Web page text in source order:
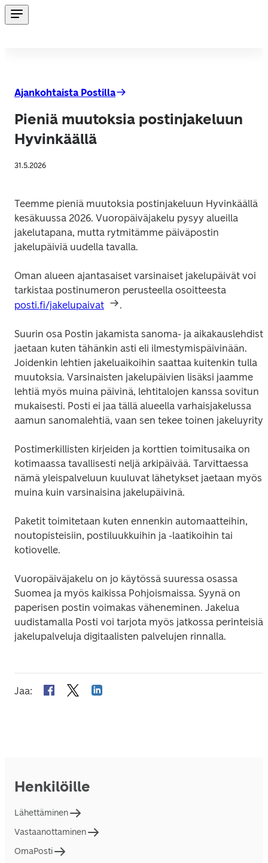
Ajankohtaista Postilla
Pieniä muutoksia postinjakeluun
Hyvinkäällä
31.5.2026
Teemme pieniä muutoksia postinjakeluun Hyvinkäällä
kesäkuussa 2026. Vuoropäiväjakelu pysyy alueilla
jakelutapana, mutta rytmitämme päiväpostin
jakelupäiviä uudella tavalla.
Oman alueen ajantasaiset varsinaiset jakelupäivät voi
posti.fi/jakelupaivat
.
Suurin osa Postin jakamista sanoma- ja aikakauslehdistä
jaetaan kuten tähänkin asti eli ilmestymispäivinään.
Joidenkin lehtien jakeluaikoihin saattaa kuitenkin tulla
muutoksia. Varsinaisten jakelupäivien lisäksi jaamme
lehtiä myös muina päivinä, lehtitalojen kanssa sovitun
mukaisesti. Posti ei jaa tällä alueella varhaisjakelussa
aamun sanomalehtiä, vaan sen tekee toinen
Postimerkillisten kirjeiden ja korttien toimitusaika on
kotimaassa tavallisesti neljä arkipäivää. Tarvittaessa
nämä yleispalveluun kuuluvat lähetykset jaetaan myös
muina kuin varsinaisina jakelupäivinä.
Paketit toimitetaan kuten ennenkin automaatteihin,
noutopisteisiin, postiluukkuihin ja -laatikoihin tai
kotiovelle.
Vuoropäiväjakelu on jo käytössä suuressa osassa
Suomea ja myös kaikissa Pohjoismaissa. Syynä on
paperisen postin voimakas väheneminen. Jakelua
uudistamalla Posti voi tarjota myös jatkossa perinteisiä
jakelupalveluja digitaalisten palvelujen rinnalla.
Jaa:
Henkilöille
Lähettäminen
Vastaanottaminen
OmaPosti